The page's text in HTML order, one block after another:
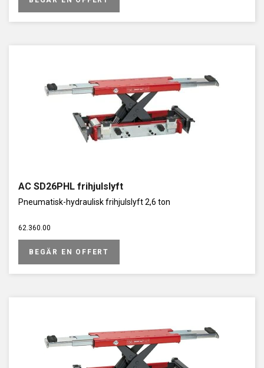
AC SD26PHL frihjulslyft
Pneumatisk-hydraulisk frihjulslyft 2,6 ton
62.360.00
BEGÄR EN OFFERT